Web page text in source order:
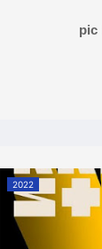
pic
2022